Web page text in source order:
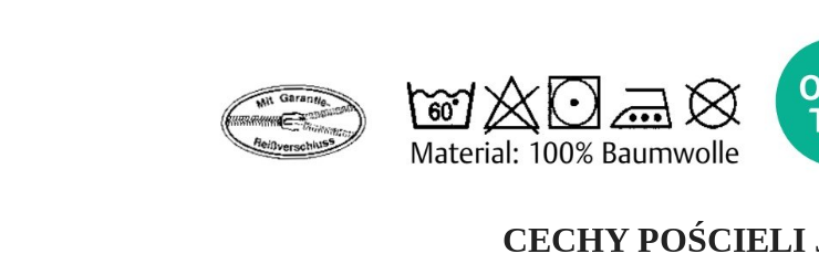
CECHY POŚCIELI